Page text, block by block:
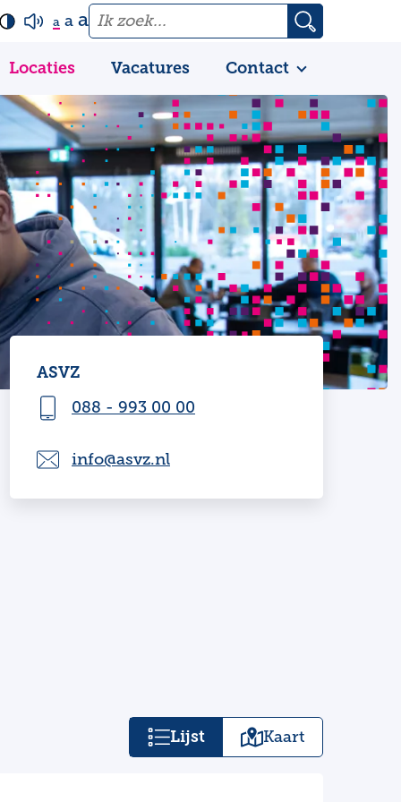
a a a
Locaties Vacatures Contact
ASVZ
088 - 993 00 00
info@asvz.nl
Lijst Kaart